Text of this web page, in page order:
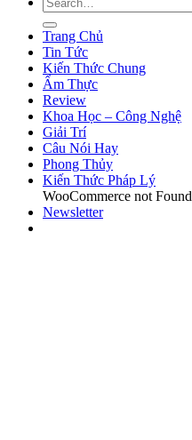
Trang Chủ
Tin Tức
Kiến Thức Chung
Ẩm Thực
Review
Khoa Học – Công Nghệ
Giải Trí
Câu Nói Hay
Phong Thủy
Kiến Thức Pháp Lý
WooCommerce not Found
Newsletter